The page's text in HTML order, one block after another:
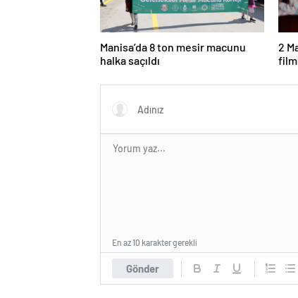
Manisa’da 8 ton mesir macunu
halka saçıldı
2
Gönder
En az 10 karakter gerekli